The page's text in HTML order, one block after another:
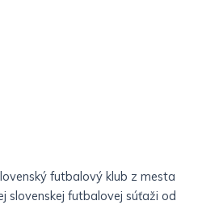
futbalový klub z mesta
slovenskej futbalovej súťaži od